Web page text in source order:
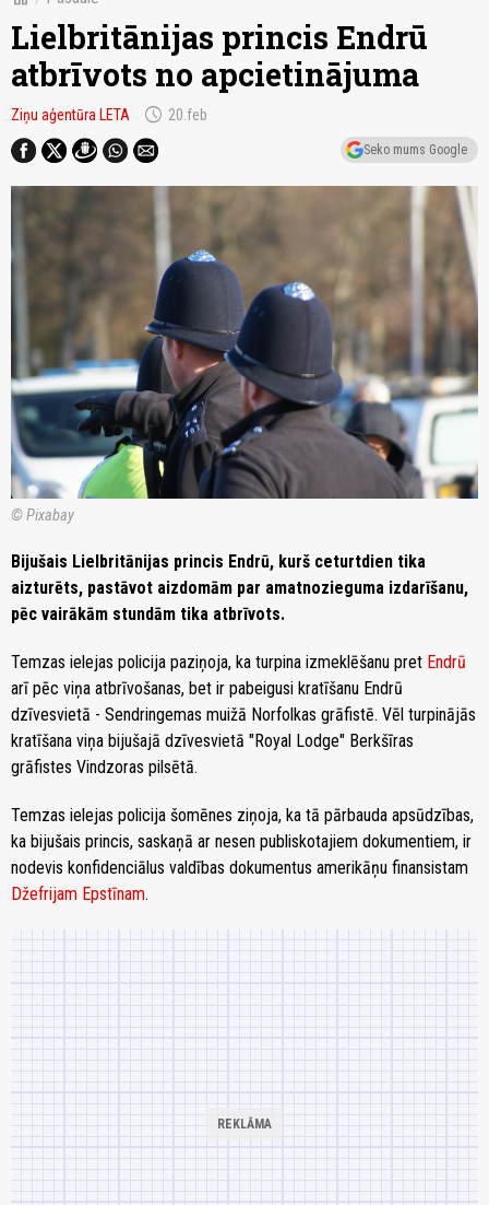
Lielbritānijas princis Endrū
atbrīvots no apcietinājuma
Ziņu aģentūra LETA schedule 20.feb
Seko mums Google
© Pixabay
Bijušais Lielbritānijas princis Endrū, kurš ceturtdien tika
aizturēts, pastāvot aizdomām par amatnozieguma izdarīšanu,
pēc vairākām stundām tika atbrīvots.
Temzas ielejas policija paziņoja, ka turpina izmeklēšanu pret Endrū
arī pēc viņa atbrīvošanas, bet ir pabeigusi kratīšanu Endrū
dzīvesvietā - Sendringemas muižā Norfolkas grāfistē. Vēl turpinājās
kratīšana viņa bijušajā dzīvesvietā "Royal Lodge" Berkšīras
grāfistes Vindzoras pilsētā.
Temzas ielejas policija šomēnes ziņoja, ka tā pārbauda apsūdzības,
ka bijušais princis, saskaņā ar nesen publiskotajiem dokumentiem, ir
nodevis konfidenciālus valdības dokumentus amerikāņu finansistam
Džefrijam Epstīnam.